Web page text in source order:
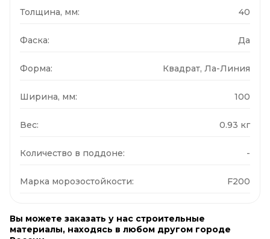
Толщина, мм: 40
Фаска: Да
Форма: Квадрат, Ла-Линия
Ширина, мм: 100
Вес: 0.93 кг
Количество в поддоне: -
Марка морозостойкости: F200
Вы можете заказать у нас строительные
материалы, находясь в любом другом городе